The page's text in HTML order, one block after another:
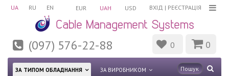
UA RU EN ВХІД | РЕЄСТРАЦІЯ
EUR UAH USD
(097) 576-22-88 0 0
ЗА ТИПОМ ОБЛАДНАННЯ ЗА ВИРОБНИКОМ